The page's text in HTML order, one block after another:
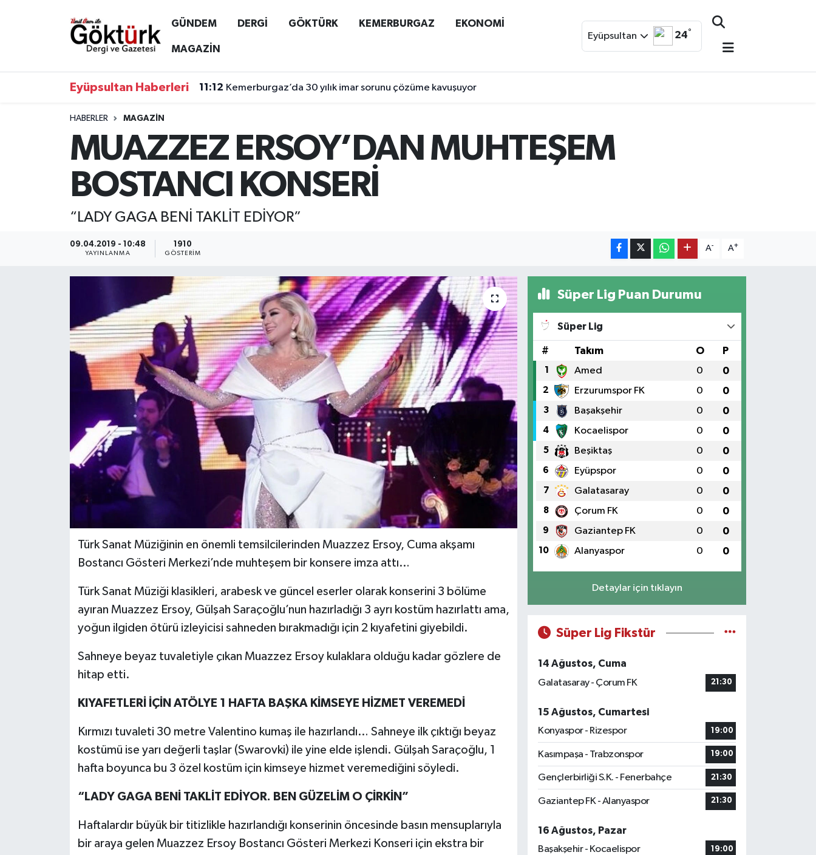
GÜNDEM DERGİ GÖKTÜRK KEMERBURGAZ EKONOMİ
MAGAZİN
Eyüpsultan 24°
Eyüpsultan Haberleri 11:12 Kemerburgaz’da 30 yılık imar sorunu çözüme kavuşuyor
HABERLER MAGAZİN
MUAZZEZ ERSOY’DAN MUHTEŞEM
BOSTANCI KONSERİ
“LADY GAGA BENİ TAKLİT EDİYOR”
09.04.2019 - 10:48
YAYINLANMA
1910
GÖSTERIM
A- A+
Türk Sanat Müziğinin en önemli temsilcilerinden Muazzez Ersoy, Cuma akşamı
Bostancı Gösteri Merkezi’nde muhteşem bir konsere imza attı…
Türk Sanat Müziği klasikleri, arabesk ve güncel eserler olarak konserini 3 bölüme
ayıran Muazzez Ersoy, Gülşah Saraçoğlu’nun hazırladığı 3 ayrı kostüm hazırlattı ama,
yoğun ilgiden ötürü izleyicisi sahneden bırakmadığı için 2 kıyafetini giyebildi.
Sahneye beyaz tuvaletiyle çıkan Muazzez Ersoy kulaklara olduğu kadar gözlere de
hitap etti.
KIYAFETLERİ İÇİN ATÖLYE 1 HAFTA BAŞKA KİMSEYE HİZMET VEREMEDİ
Kırmızı tuvaleti 30 metre Valentino kumaş ile hazırlandı… Sahneye ilk çıktığı beyaz
kostümü ise yarı değerli taşlar (Swarovki) ile yine elde işlendi. Gülşah Saraçoğlu, 1
hafta boyunca bu 3 özel kostüm için kimseye hizmet veremediğini söyledi.
“LADY GAGA BENİ TAKLİT EDİYOR. BEN GÜZELİM O ÇİRKİN”
Haftalardır büyük bir titizlikle hazırlandığı konserinin öncesinde basın mensuplarıyla
bir araya gelen Muazzez Ersoy Bostancı Gösteri Merkezi Konseri için ekstra bir
Süper Lig Puan Durumu
Süper Lig
# Takım O P
1 Amed 0 0
2 Erzurumspor FK 0 0
3 Başakşehir 0 0
4 Kocaelispor 0 0
5 Beşiktaş 0 0
6 Eyüpspor 0 0
7 Galatasaray 0 0
8 Çorum FK 0 0
9 Gaziantep FK 0 0
10 Alanyaspor 0 0
Detaylar için tıklayın
Süper Lig Fikstür
14 Ağustos, Cuma
Galatasaray - Çorum FK
21:30
15 Ağustos, Cumartesi
Konyaspor - Rizespor
19:00
Kasımpaşa - Trabzonspor 19:00
Gençlerbirliği S.K. - Fenerbahçe 21:30
Gaziantep FK - Alanyaspor 21:30
16 Ağustos, Pazar
Başakşehir - Kocaelispor
19:00
Anne Çocuk
KÜLTÜR - SANAT
MAGAZİN
ÖZEL HABER
Eyüpsultan Hava Durumu
Tüm Manşetler
Son Dakika Haberleri